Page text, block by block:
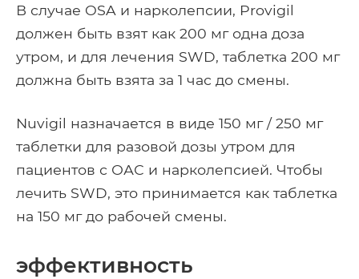
В случае OSA и нарколепсии, Provigil
должен быть взят как 200 мг одна доза
утром, и для лечения SWD, таблетка 200 мг
должна быть взята за 1 час до смены.
Nuvigil назначается в виде 150 мг / 250 мг
таблетки для разовой дозы утром для
пациентов с ОАС и нарколепсией. Чтобы
лечить SWD, это принимается как таблетка
на 150 мг до рабочей смены.
эффективность